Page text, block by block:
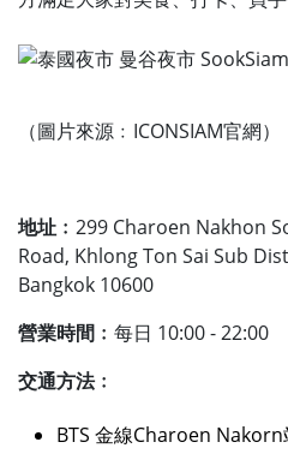
（圖片來源﹕ICONSIAM官網）
地址﹕ 299 Charoen Nakhon
Road, Khlong Ton Sai Sub
Bangkok 10600
營業時間﹕ 每日 10:00 - 22:00
交通方法﹕
BTS 金線Charoen Nakorn